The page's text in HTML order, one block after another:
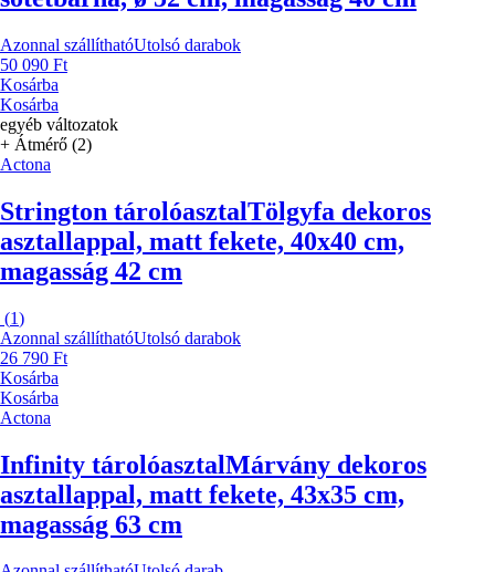
Azonnal szállíthatóUtolsó darabok
50 090 Ft
Kosárba
Kosárba
egyéb változatok
+ Átmérő (2)
Actona
Strington tárolóasztalTölgyfa dekoros
asztallappal, matt fekete, 40x40 cm,
magasság 42 cm
(1)
Azonnal szállíthatóUtolsó darabok
26 790 Ft
Kosárba
Kosárba
Actona
Infinity tárolóasztalMárvány dekoros
asztallappal, matt fekete, 43x35 cm,
magasság 63 cm